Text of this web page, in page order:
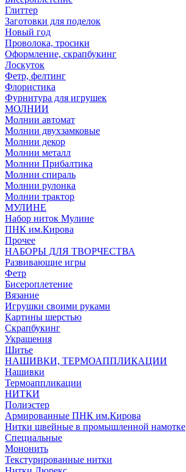
Глиттер
Заготовки для поделок
Новый год
Проволока, тросики
Оформление, скрапбукинг
Лоскуток
Фетр, фелтинг
Флористика
Фурнитура для игрушек
МОЛНИИ
Молнии автомат
Молнии двухзамковые
Молнии декор
Молнии металл
Молнии Прибалтика
Молнии спираль
Молнии рулонка
Молнии трактор
МУЛИНЕ
Набор ниток Мулине
ПНК им.Кирова
Прочее
НАБОРЫ ДЛЯ ТВОРЧЕСТВА
Развивающие игры
Фетр
Бисероплетение
Вязание
Игрушки своими руками
Картины шерстью
Скрапбукинг
Украшения
Шитье
НАШИВКИ, ТЕРМОАППЛИКАЦИИ
Нашивки
Термоаппликации
НИТКИ
Полиэстер
Армированные ПНК им.Кирова
Нитки швейные в промышленной намотке
Специальные
Мононить
Текстурированные нитки